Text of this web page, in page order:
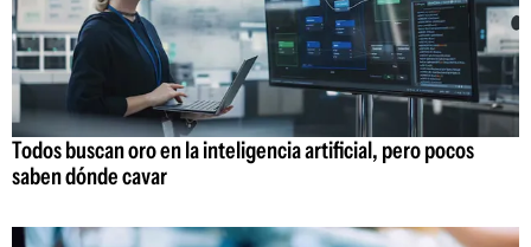
Todos buscan oro en la inteligencia artificial, pero pocos
saben dónde cavar